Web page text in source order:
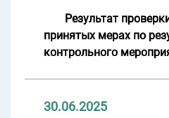
Результат
принятых мерах по
контрольного
30.06.2025